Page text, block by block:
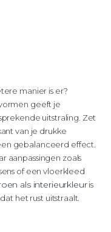
manier is er?
geeft je
uitstraling. Zet
van je drukke
gebalanceerd effect.
aanpassingen zoals
of een vloerkleed
als interieurkleuris
het rust uitstraalt.